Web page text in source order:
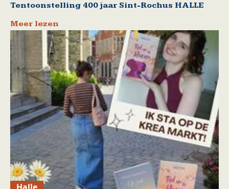
Tentoonstelling 400 jaar Sint-Rochus HALLE
Meer lezen